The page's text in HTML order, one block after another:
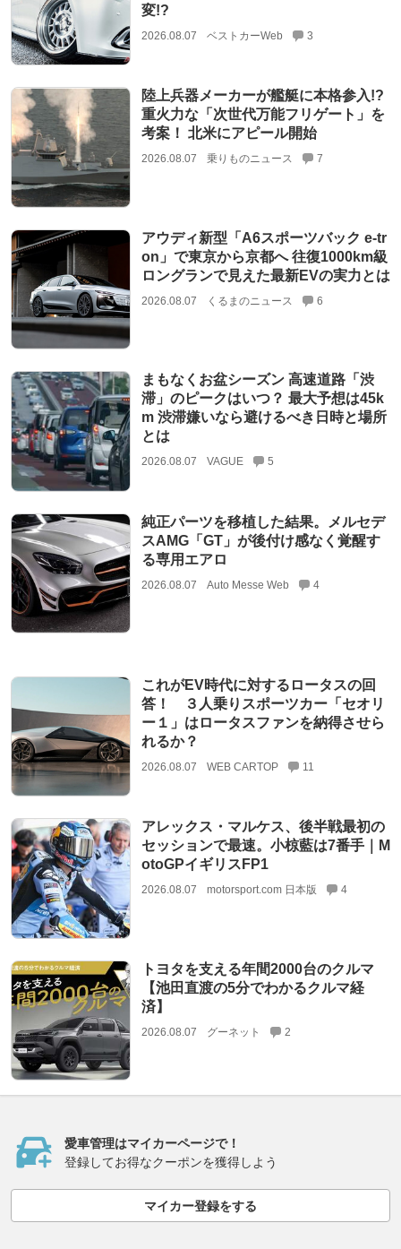
変!?
2026.08.07 ベストカーWeb 3
陸上兵器メーカーが艦艇に本格参入!?
重火力な「次世代万能フリゲート」を
考案！ 北米にアピール開始
2026.08.07 乗りものニュース 7
アウディ新型「A6スポーツバック e-tr
on」で東京から京都へ 往復1000km級
ロングランで見えた最新EVの実力とは
2026.08.07 くるまのニュース 6
まもなくお盆シーズン 高速道路「渋
滞」のピークはいつ？ 最大予想は45k
m 渋滞嫌いなら避けるべき日時と場所
とは
2026.08.07 VAGUE 5
純正パーツを移植した結果。メルセデ
スAMG「GT」が後付け感なく覚醒す
る専用エアロ
2026.08.07 Auto Messe Web 4
これがEV時代に対するロータスの回
答！ ３人乗りスポーツカー「セオリ
ー１」はロータスファンを納得させら
れるか？
2026.08.07 WEB CARTOP 11
アレックス・マルケス、後半戦最初の
セッションで最速。小椋藍は7番手｜M
otoGPイギリスFP1
2026.08.07 motorsport.com 日本版 4
トヨタを支える年間2000台のクルマ
【池田直渡の5分でわかるクルマ経
済】
2026.08.07 グーネット 2
愛車管理はマイカーページで！
登録してお得なクーポンを獲得しよう
マイカー登録をする